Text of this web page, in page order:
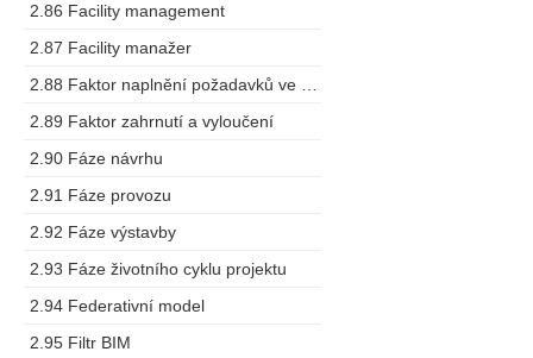
2.86 Facility management
2.87 Facility manažer
2.89 Faktor zahrnutí a vyloučení
2.90 Fáze návrhu
2.91 Fáze provozu
2.92 Fáze výstavby
2.93 Fáze životního cyklu projektu
2.94 Federativní model
2.95 Filtr BIM